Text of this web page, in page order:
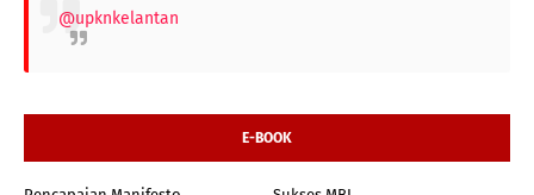
@upknkelantan
E-BOOK